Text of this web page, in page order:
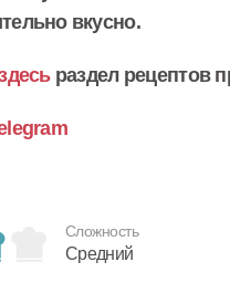
вкусно.
раздел рецептов
Сложность
Средний